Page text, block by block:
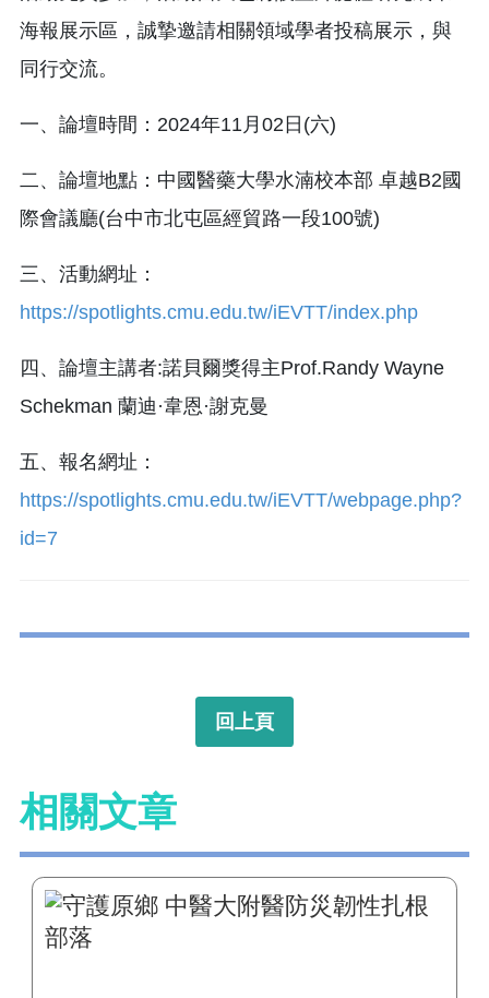
海報展示區，誠摯邀請相關領域學者投稿展示，與
同行交流。
一、論壇時間：2024年11月02日(六)
二、論壇地點：中國醫藥大學水湳校本部 卓越B2國
際會議廳(台中市北屯區經貿路一段100號)
三、活動網址：
https://spotlights.cmu.edu.tw/iEVTT/index.php
四、論壇主講者:諾貝爾獎得主Prof.Randy Wayne
Schekman 蘭迪·韋恩·謝克曼
五、報名網址：
https://spotlights.cmu.edu.tw/iEVTT/webpage.php?
id=7
回上頁
相關文章